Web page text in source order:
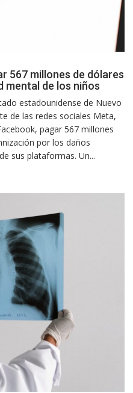
567 millones de dólares
mental de los niños
estadounidense de Nuevo
de las redes sociales Meta,
pagar 567 millones
por los daños
sus plataformas. Un...